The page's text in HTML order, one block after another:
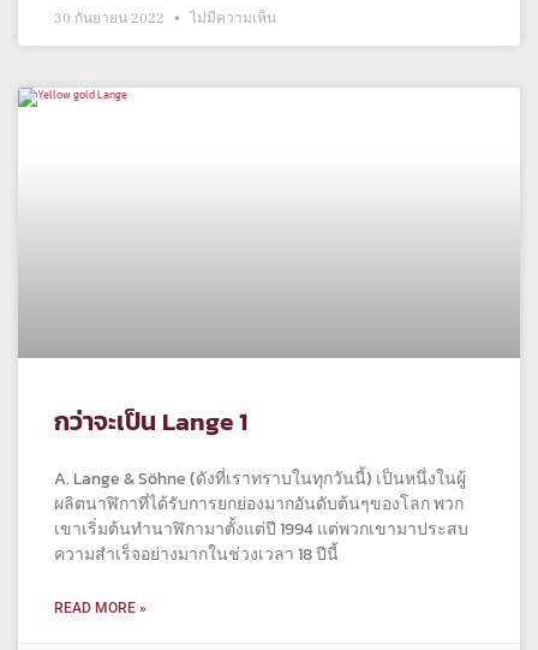
30 กันยายน 2022 ไม่มีความเห็น
กว่าจะเป็น Lange 1
A. Lange & Söhne (ดังที่เราทราบในทุกวันนี้) เป็นหนึ่งในผู้
ผลิตนาฬิกาที่ได้รับการยกย่องมากอันดับต้นๆของโลก พวก
เขาเริ่มต้นทำนาฬิกามาตั้งแต่ปี 1994 แต่พวกเขามาประสบ
ความสำเร็จอย่างมากในช่วงเวลา 18 ปีนี้
READ MORE »